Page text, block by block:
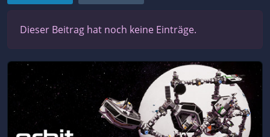
Dieser Beitrag hat noch keine Einträge.